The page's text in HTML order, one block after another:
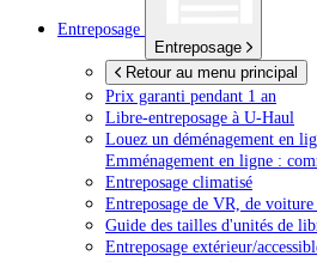
Entreposage
Entreposage
Retour au menu principal
Prix garanti pendant 1 an
Libre-entreposage à U-Haul
Louez un déménagement en
Emménagement en ligne :
Entreposage climatisé
Entreposage de VR, de voiture
Guide des tailles d'unités de
Entreposage extérieur/